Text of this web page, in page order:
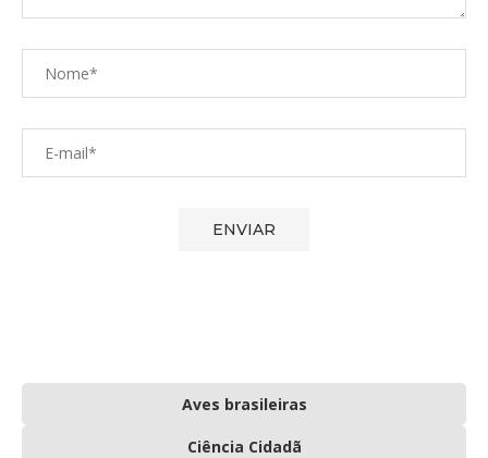
Aves brasileiras
Ciência Cidadã